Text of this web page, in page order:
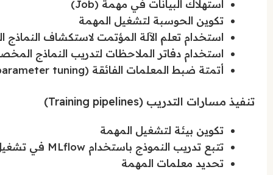
استهلاك البيانات في مهمة (Job)
تكوين الحوسبة لتشغيل المهمة
استخدام تعلم الآلة المؤتمت لاستكشاف النماذج
استخدام دفاتر الملاحظات لتدريب النماذج
أتمتة ضبط المعلمات الفائقة (Hyperparameter tuning)
تنفيذ مسارات التدريب (Training pipelines)
تكوين بيئة لتشغيل المهمة
تتبع تدريب النموذج باستخدام MLflow في تشغيل المهمة
تحديد معلمات المهمة